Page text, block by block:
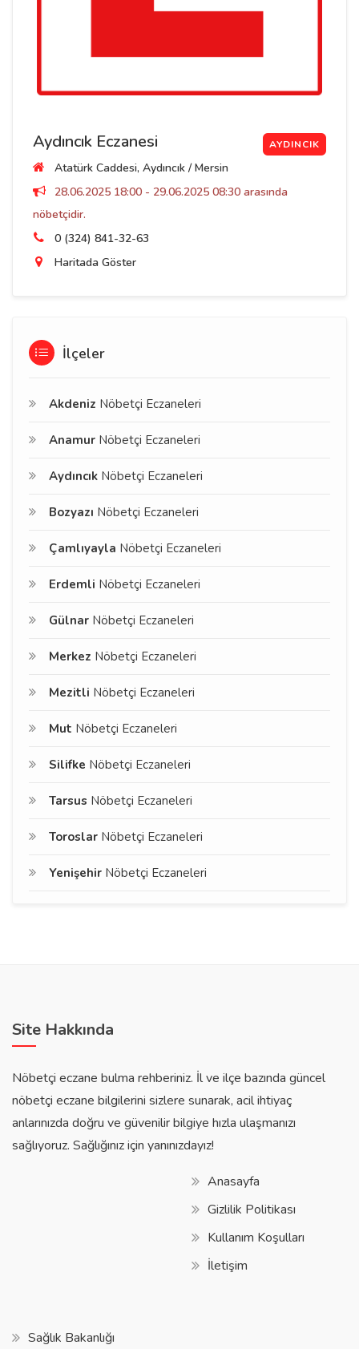
Aydıncık Eczanesi AYDINCIK
Atatürk Caddesi, Aydıncık / Mersin
28.06.2025 18:00 - 29.06.2025 08:30 arasında
nöbetçidir.
0 (324) 841-32-63
Haritada Göster
İlçeler
Akdeniz Nöbetçi Eczaneleri
Anamur Nöbetçi Eczaneleri
Aydıncık Nöbetçi Eczaneleri
Bozyazı Nöbetçi Eczaneleri
Çamlıyayla Nöbetçi Eczaneleri
Erdemli Nöbetçi Eczaneleri
Gülnar Nöbetçi Eczaneleri
Merkez Nöbetçi Eczaneleri
Mezitli Nöbetçi Eczaneleri
Mut Nöbetçi Eczaneleri
Silifke Nöbetçi Eczaneleri
Tarsus Nöbetçi Eczaneleri
Toroslar Nöbetçi Eczaneleri
Yenişehir Nöbetçi Eczaneleri
Site Hakkında
Nöbetçi eczane bulma rehberiniz. İl ve ilçe bazında güncel
nöbetçi eczane bilgilerini sizlere sunarak, acil ihtiyaç
anlarınızda doğru ve güvenilir bilgiye hızla ulaşmanızı
sağlıyoruz. Sağlığınız için yanınızdayız!
Anasayfa
Gizlilik Politikası
Kullanım Koşulları
İletişim
Sağlık Bakanlığı